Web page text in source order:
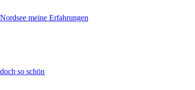
meine Erfahrungen
so schön